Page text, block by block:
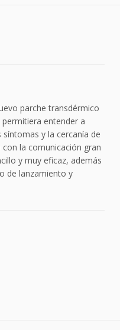
parche transdérmico
entender a
y la cercanía de
la comunicación gran
y muy eficaz, además
de lanzamiento y